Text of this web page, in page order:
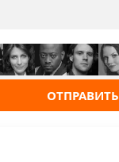
ОТПРАВИТЬ